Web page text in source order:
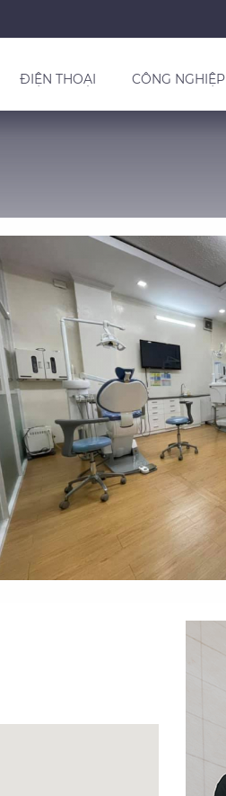
ĐIỆN THOẠI CÔNG NGHIỆP